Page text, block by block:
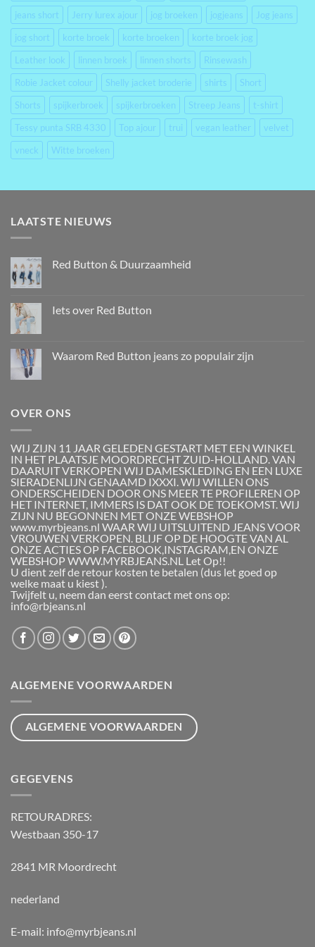
jeans short
Jerry lurex ajour jog broeken jogjeans
Jog jeans
jog short
korte broek korte broeken
korte broek jog
Leather look
linnen broek linnen shorts
Rinsewash
Robie Jacket colour
Shelly jacket broderie shirts
Short
Shorts
spijkerbroek spijkerbroeken Streep Jeans
t-shirt
Tessy punta SRB 4330
Top ajour trui vegan leather
velvet
vneck
Witte broeken
LAATSTE NIEUWS
Red Button & Duurzaamheid
Iets over Red Button
Waarom Red Button jeans zo populair zijn
OVER ONS
WIJ ZIJN 11 JAAR GELEDEN GESTART MET EEN WINKEL
IN HET PLAATSJE MOORDRECHT ZUID-HOLLAND. VAN
DAARUIT VERKOPEN WIJ DAMESKLEDING EN EEN LUXE
SIERADENLIJN GENAAMD IXXXI. WIJ WILLEN ONS
ONDERSCHEIDEN DOOR ONS MEER TE PROFILEREN OP
HET INTERNET, IMMERS IS DAT OOK DE TOEKOMST. WIJ
ZIJN NU BEGONNEN MET ONZE WEBSHOP
www.myrbjeans.nl WAAR WIJ UITSLUITEND JEANS VOOR
VROUWEN VERKOPEN. BLIJF OP DE HOOGTE VAN AL
ONZE ACTIES OP FACEBOOK,INSTAGRAM,EN ONZE
WEBSHOP WWW.MYRBJEANS.NL Let Op!!
U dient zelf de retour kosten te betalen (dus let goed op
welke maat u kiest ).
Twijfelt u, neem dan eerst contact met ons op:
info@rbjeans.nl
ALGEMENE VOORWAARDEN
ALGEMENE VOORWAARDEN
GEGEVENS
RETOURADRES:
Westbaan 350-17
2841 MR Moordrecht
nederland
E-mail: info@myrbjeans.nl